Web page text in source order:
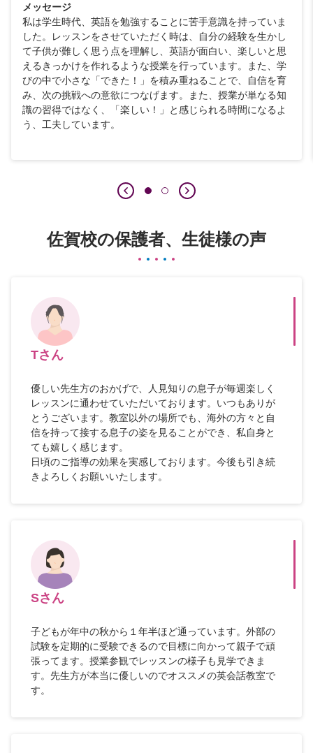
メッセージ
私は学生時代、英語を勉強することに苦手意識を持っていま
した。レッスンをさせていただく時は、自分の経験を生かし
て子供が難しく思う点を理解し、英語が面白い、楽しいと思
えるきっかけを作れるような授業を行っています。また、学
びの中で小さな「できた！」を積み重ねることで、自信を育
み、次の挑戦への意欲につなげます。また、授業が単なる知
識の習得ではなく、「楽しい！」と感じられる時間になるよ
う、工夫しています。
佐賀校の保護者、生徒様の声
Tさん
優しい先生方のおかげで、人見知りの息子が毎週楽しく
レッスンに通わせていただいております。いつもありが
とうございます。教室以外の場所でも、海外の方々と自
信を持って接する息子の姿を見ることができ、私自身と
ても嬉しく感じます。
日頃のご指導の効果を実感しております。今後も引き続
きよろしくお願いいたします。
Sさん
子どもが年中の秋から１年半ほど通っています。外部の
試験を定期的に受験できるので目標に向かって親子で頑
張ってます。授業参観でレッスンの様子も見学できま
す。先生方が本当に優しいのでオススメの英会話教室で
す。